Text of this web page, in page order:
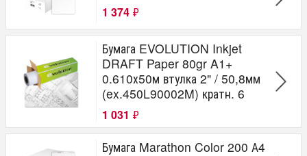
1 374 ₽
Бумага EVOLUTION Inkjet
DRAFT Paper 80gr A1+
0.610х50м втулка 2" / 50,8мм
(ex.450L90002M) кратн. 6
1 031 ₽
Бумага Marathon Color 200 А4